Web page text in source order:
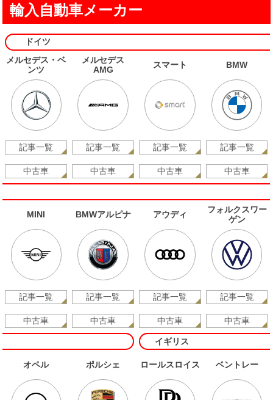
輸入自動車メーカー
ドイツ
メルセデス・ベ
ンツ
記事一覧
中古車
メルセデス
AMG
記事一覧
中古車
スマート
記事一覧
中古車
BMW
記事一覧
中古車
MINI
記事一覧
中古車
BMWアルピナ
記事一覧
中古車
アウディ
記事一覧
中古車
フォルクスワー
ゲン
記事一覧
中古車
オペル ポルシェ
イギリス
ロールスロイス ベントレー